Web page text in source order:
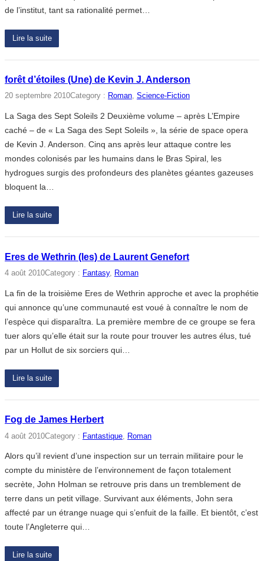
de l’institut, tant sa rationalité permet…
Lire la suite
forêt d’étoiles (Une) de Kevin J. Anderson
20 septembre 2010Category : Roman, Science-Fiction
La Saga des Sept Soleils 2 Deuxième volume – après L’Empire
caché – de « La Saga des Sept Soleils », la série de space opera
de Kevin J. Anderson. Cinq ans après leur attaque contre les
mondes colonisés par les humains dans le Bras Spiral, les
hydrogues surgis des profondeurs des planètes géantes gazeuses
bloquent la…
Lire la suite
Eres de Wethrin (les) de Laurent Genefort
4 août 2010Category : Fantasy, Roman
La fin de la troisième Eres de Wethrin approche et avec la prophétie
qui annonce qu’une communauté est voué à connaître le nom de
l’espèce qui disparaîtra. La première membre de ce groupe se fera
tuer alors qu’elle était sur la route pour trouver les autres élus, tué
par un Hollut de six sorciers qui…
Lire la suite
Fog de James Herbert
4 août 2010Category : Fantastique Roman
Alors qu’il revient d’une inspection sur un terrain militaire pour le
compte du ministère de l’environnement de façon totalement
secrète, John Holman se retrouve pris dans un tremblement de
terre dans un petit village. Survivant aux éléments, John sera
affecté par un étrange nuage qui s’enfuit de la faille. Et bientôt, c’est
toute l’Angleterre qui…
Lire la suite